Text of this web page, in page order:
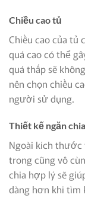
Chiều cao tủ
Chiều cao của tủ
quá cao có thể
quá thấp sẽ
nên chọn chiều
người sử dụng.
Thiết kế ngăn
Ngoài kích thước
trong cũng vô
chia hợp lý sẽ
dàng hơn khi tìm